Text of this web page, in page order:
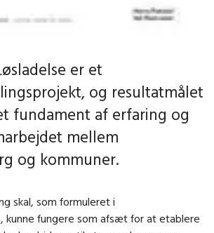
er et
og resultatmålet
fundament af erfaring og
mellem
og kommuner.
skal, som formuleret i
kunne fungere som afsæt for at etablere